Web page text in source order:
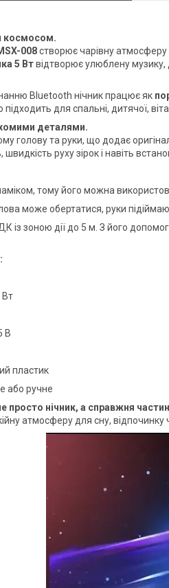
космосом.
008створює чарівну атмосферу
5 Втвідтворює улюблену
Bluetooth нічник працює як
для спальні, дитячої,
деталями.
голову та руки, що додає
швидкість руху зірок і навіть
тому його можна
може обертатися, руки
із зоною дії до 5 м. З його
Вт
В
пластик
або ручне
просто нічник, а справжня
атмосферу для сну,